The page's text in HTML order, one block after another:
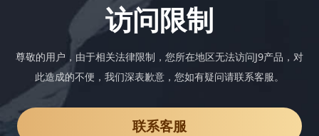
访问限制
尊敬的用户，由于相关法律限制，您所在地区无法访问J9产品，对
此造成的不便，我们深表歉意，您如有疑问请联系客服。
联系客服